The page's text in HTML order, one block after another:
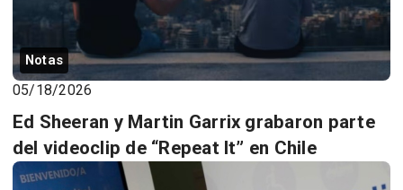
Notas
05/18/2026
Ed Sheeran y Martin Garrix grabaron parte
del videoclip de “Repeat It” en Chile